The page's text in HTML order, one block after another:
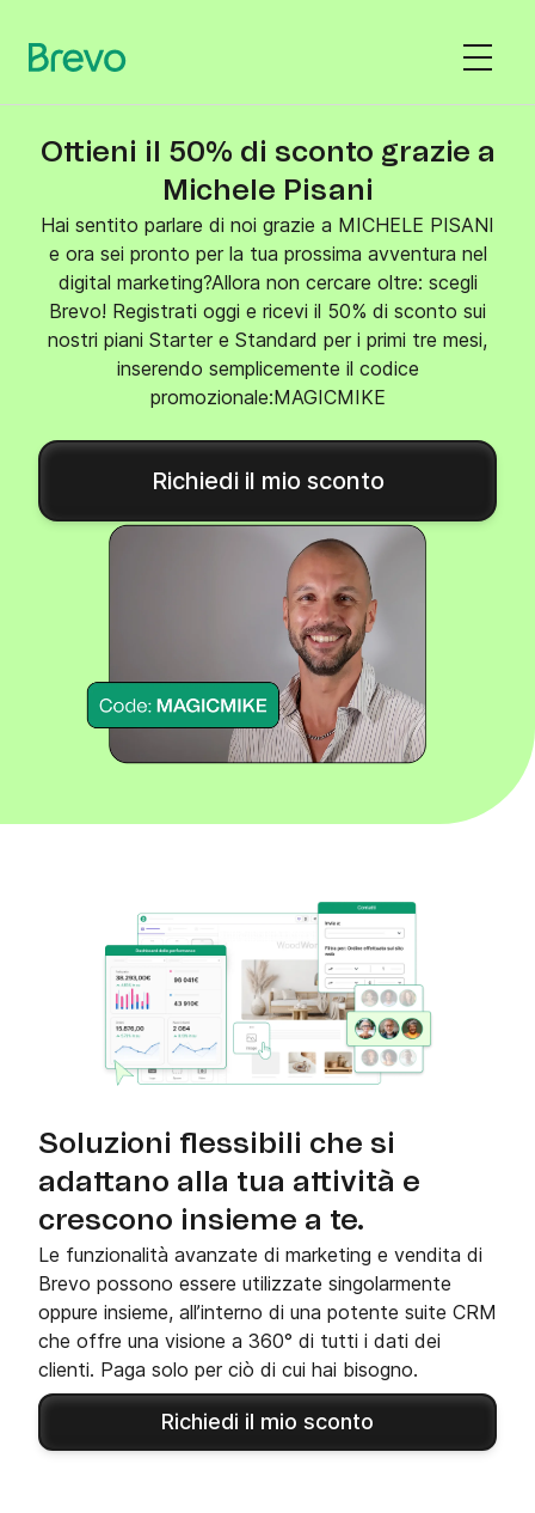
Ottieni il 50% di sconto grazie a
Michele Pisani
Hai sentito parlare di noi grazie a MICHELE PISANI
e ora sei pronto per la tua prossima avventura nel
digital marketing?Allora non cercare oltre: scegli
Brevo! Registrati oggi e ricevi il 50% di sconto sui
nostri piani Starter e Standard per i primi tre mesi,
inserendo semplicemente il codice
promozionale:MAGICMIKE
Richiedi il mio sconto
Soluzioni flessibili che si
adattano alla tua attività e
crescono insieme a te.
Le funzionalità avanzate di marketing e vendita di
Brevo possono essere utilizzate singolarmente
oppure insieme, all’interno di una potente suite CRM
che offre una visione a 360° di tutti i dati dei
clienti. Paga solo per ciò di cui hai bisogno.
Richiedi il mio sconto